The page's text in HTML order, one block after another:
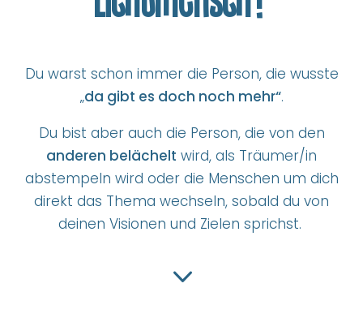
Du warst schon immer die Person, die wusste
„da gibt es doch noch mehr“.
Du bist aber auch die Person, die von den
anderen belächelt wird, als Träumer/in
abstempeln wird oder die Menschen um dich
direkt das Thema wechseln, sobald du von
deinen Visionen und Zielen sprichst.
3